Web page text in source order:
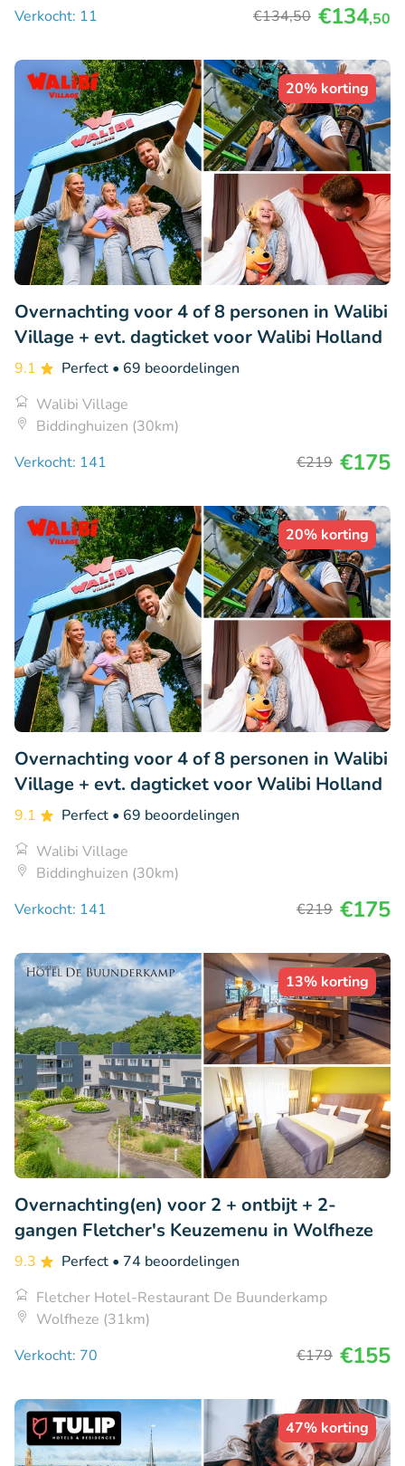
Verkocht: 11
€134,50 €134,50
20% korting
Overnachting voor 4 of 8 personen in Walibi
Village + evt. dagticket voor Walibi Holland
9.1 Perfect • 69 beoordelingen
Walibi Village
Biddinghuizen (30km)
Verkocht: 141
€219 €175
20% korting
Overnachting voor 4 of 8 personen in Walibi
Village + evt. dagticket voor Walibi Holland
9.1 Perfect • 69 beoordelingen
Walibi Village
Biddinghuizen (30km)
Verkocht: 141
€219 €175
13% korting
Overnachting(en) voor 2 + ontbijt + 2-
gangen Fletcher's Keuzemenu in Wolfheze
9.3 Perfect • 74 beoordelingen
Fletcher Hotel-Restaurant De Buunderkamp
Wolfheze (31km)
Verkocht: 70
€179 €155
47% korting